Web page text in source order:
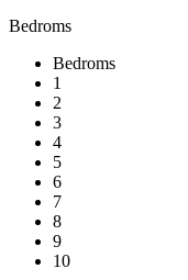
Bedroms
Bedroms
1
2
3
4
5
6
7
8
9
10